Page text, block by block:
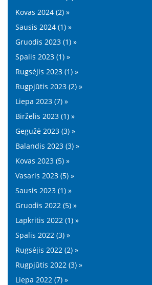
Kovas 2024 (2) »
Sausis 2024 (1) »
Gruodis 2023 (1) »
Spalis 2023 (1) »
Rugsėjis 2023 (1) »
Rugpjūtis 2023 (2) »
Liepa 2023 (7) »
Birželis 2023 (1) »
Gegužė 2023 (3) »
Balandis 2023 (3) »
Kovas 2023 (5) »
Vasaris 2023 (5) »
Sausis 2023 (1) »
Gruodis 2022 (5) »
Lapkritis 2022 (1) »
Spalis 2022 (3) »
Rugsėjis 2022 (2) »
Rugpjūtis 2022 (3) »
Liepa 2022 (7) »